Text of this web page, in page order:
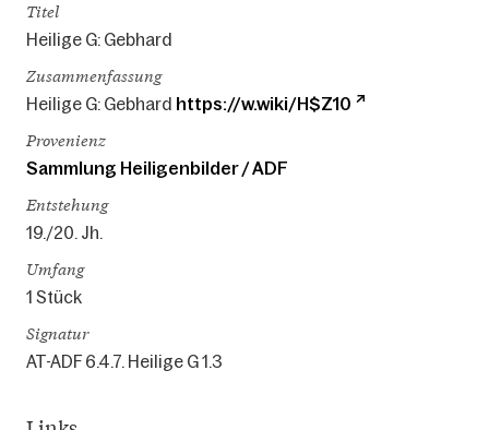
Titel
Heilige G: Gebhard
Zusammenfassung
Heilige G: Gebhard https://w.wiki/H$Z10
Provenienz
Sammlung Heiligenbilder / ADF
Entstehung
19./20. Jh.
Umfang
1 Stück
Signatur
AT-ADF 6.4.7. Heilige G 1.3